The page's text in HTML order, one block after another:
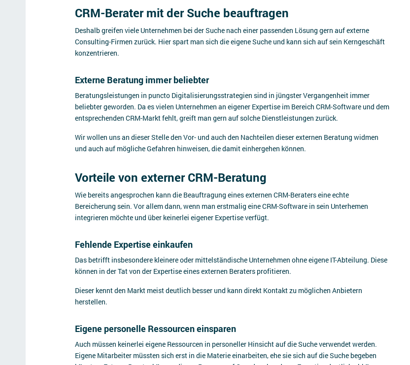
CRM-Berater mit der Suche beauftragen
Deshalb greifen viele Unternehmen bei der Suche nach einer passenden Lösung gern auf externe
Consulting-Firmen zurück. Hier spart man sich die eigene Suche und kann sich auf sein Kerngeschäft
konzentrieren.
Externe Beratung immer beliebter
Beratungsleistungen in puncto Digitalisierungsstrategien sind in jüngster Vergangenheit immer
beliebter geworden. Da es vielen Unternehmen an eigener Expertise im Bereich CRM-Software und dem
entsprechenden CRM-Markt fehlt, greift man gern auf solche Dienstleistungen zurück.
Wir wollen uns an dieser Stelle den Vor- und auch den Nachteilen dieser externen Beratung widmen
und auch auf mögliche Gefahren hinweisen, die damit einhergehen können.
Vorteile von externer CRM-Beratung
Wie bereits angesprochen kann die Beauftragung eines externen CRM-Beraters eine echte
Bereicherung sein. Vor allem dann, wenn man erstmalig eine CRM-Software in sein Unterhemen
integrieren möchte und über keinerlei eigener Expertise verfügt.
Fehlende Expertise einkaufen
Das betrifft insbesondere kleinere oder mittelständische Unternehmen ohne eigene IT-Abteilung. Diese
können in der Tat von der Expertise eines externen Beraters profitieren.
Dieser kennt den Markt meist deutlich besser und kann direkt Kontakt zu möglichen Anbietern
herstellen.
Eigene personelle Ressourcen einsparen
Auch müssen keinerlei eigene Ressourcen in personeller Hinsicht auf die Suche verwendet werden.
Eigene Mitarbeiter müssten sich erst in die Materie einarbeiten, ehe sie sich auf die Suche begeben